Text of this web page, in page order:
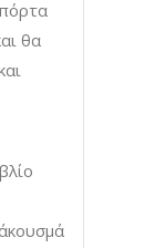
θα